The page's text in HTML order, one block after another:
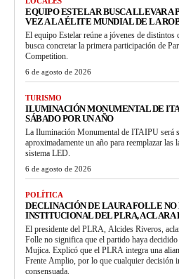
EQUIPO ESTELAR BUSCA LLEVAR A
VEZ A LA ÉLITE MUNDIAL DE LA
El equipo Estelar reúne a jóvenes de distintos
busca concretar la primera participación de
Competition.
6 de agosto de 2026
TURISMO
ILUMINACIÓN MONUMENTAL DE
SÁBADO POR UN AÑO
La Iluminación Monumental de ITAIPU será
aproximadamente un año para reemplazar las
sistema LED.
6 de agosto de 2026
POLÍTICA
DECLINACIÓN DE LAURA FOLLE
INSTITUCIONAL DEL PLRA, ACLARA
El presidente del PLRA, Alcides Riveros,
Folle no significa que el partido haya
Mujica. Explicó que el PLRA integra una
Frente Amplio, por lo que cualquier decisión
consensuada.